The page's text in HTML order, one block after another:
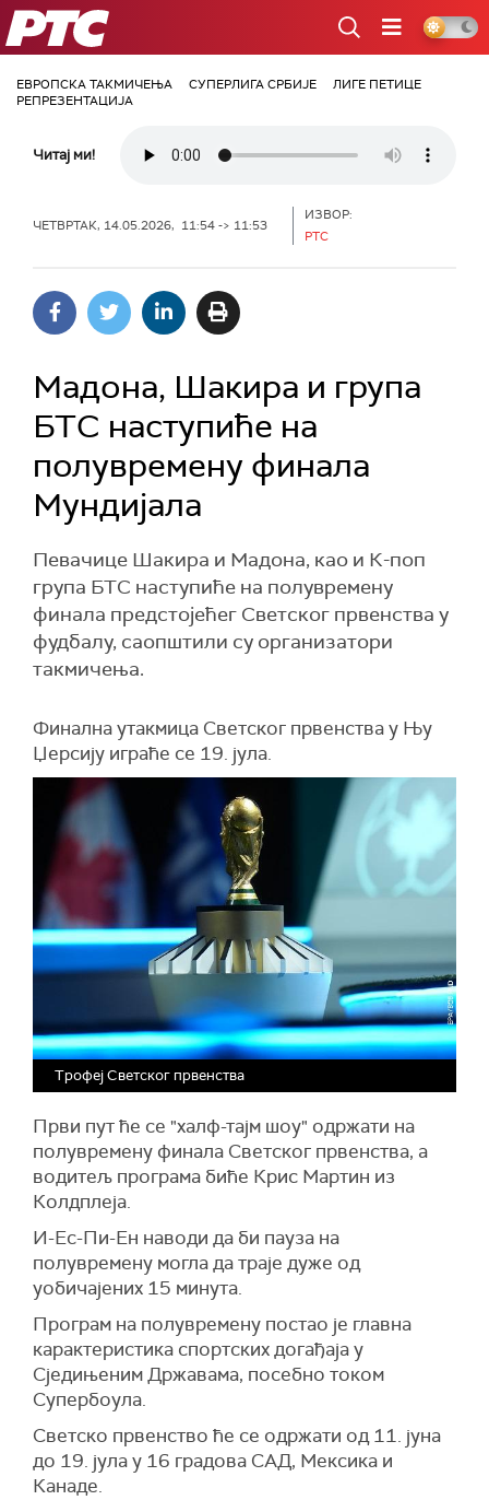
РТС
ЕВРОПСКА ТАКМИЧЕЊА СУПЕРЛИГА СРБИЈЕ
ЛИГЕ ПЕТИЦЕ
РЕПРЕЗЕНТАЦИЈА
Читај ми!
ЧЕТВРТАК, 14.05.2026, 11:54 -> 11:53
ИЗВОР:
РТС
Мадона, Шакира и група
БТС наступиће на
полувремену финала
Мундијала
Певачице Шакира и Мадона, као и К-поп
група БТС наступиће на полувремену
финала предстојећег Светског првенства у
фудбалу, саопштили су организатори
такмичења.
Финална утакмица Светског првенства у Њу
Џерсију играће се 19. јула.
Трофеј Светског првенства
Први пут ће се "халф-тајм шоу" одржати на
полувремену финала Светског првенства, а
водитељ програма биће Крис Мартин из
Колдплеја.
И-Ес-Пи-Ен наводи да би пауза на
полувремену могла да траје дуже од
уобичајених 15 минута.
Програм на полувремену постао је главна
карактеристика спортских догађаја у
Сједињеним Државама, посебно током
Супербоула.
Светско првенство ће се одржати од 11. јуна
до 19. јула у 16 градова САД, Мексика и
Канаде.